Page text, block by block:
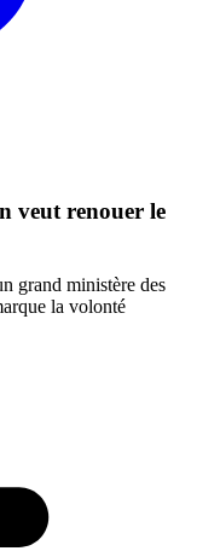
veut renouer le
grand ministère des
la volonté